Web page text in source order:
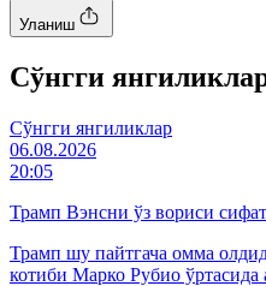
Уланиш
Cўнгги
Cўнгги янгиликлар
06.08.2026
20:05
Трамп Вэнсни ўз вориси
Трамп шу пайтгача омма
котиби Марко Рубио ўртасида